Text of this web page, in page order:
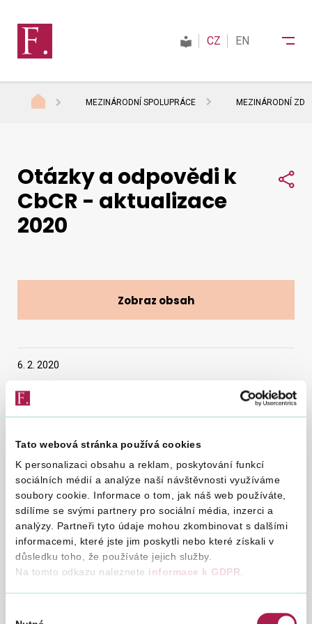
Tato webová stránka používá cookies
K personalizaci obsahu a reklam, poskytování funkcí
sociálních médií a analýze naší návštěvnosti využíváme
soubory cookie. Informace o tom, jak náš web používáte,
sdílíme se svými partnery pro sociální média, inzerci a
analýzy. Partneři tyto údaje mohou zkombinovat s dalšími
informacemi, které jste jim poskytli nebo které získali v
důsledku toho, že používáte jejich služby.
Na tomto odkazu naleznete informace k GDPR
Daně
Mezinárodní spolupráce
Vyhledat na webu
CZ EN
MEZINÁRODNÍ SPOLUPRÁCE MEZINÁRODNÍ
6. 2. 2020
CbCR
P1 Ohlášení – pomůcka
pro vyplnění
P2 Notification – Help
for Filling
P3 Oznámení –
pomůcka pro vyplnění
P4 Report- Help for
Filling
Otázky a odpovědi k
CbCR - aktualizace
2020
Zobraz obsah